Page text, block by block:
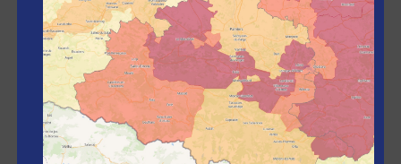
2007 (36Ko)
publié le 06/07/2022 à 14:29
2002(36Ko)
publié le 06/07/2022 à 14:29
Municipales